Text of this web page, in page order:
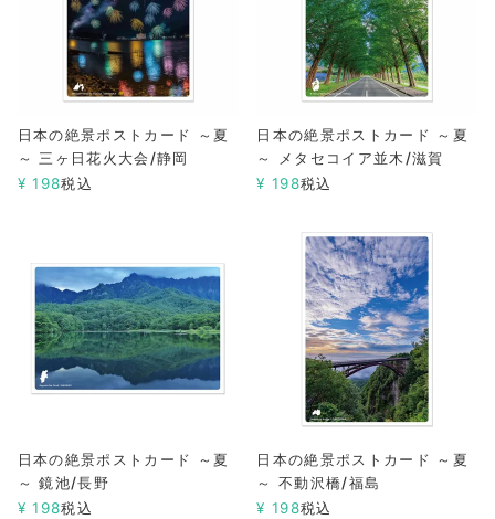
日本の絶景ポストカード ～夏
～ 三ヶ日花火大会/静岡
¥ 198税込
日本の絶景ポストカード ～夏
～ メタセコイア並木/滋賀
¥ 198税込
日本の絶景ポストカード ～夏
～ 鏡池/長野
¥ 198税込
日本の絶景ポストカード ～夏
～ 不動沢橋/福島
¥ 198税込